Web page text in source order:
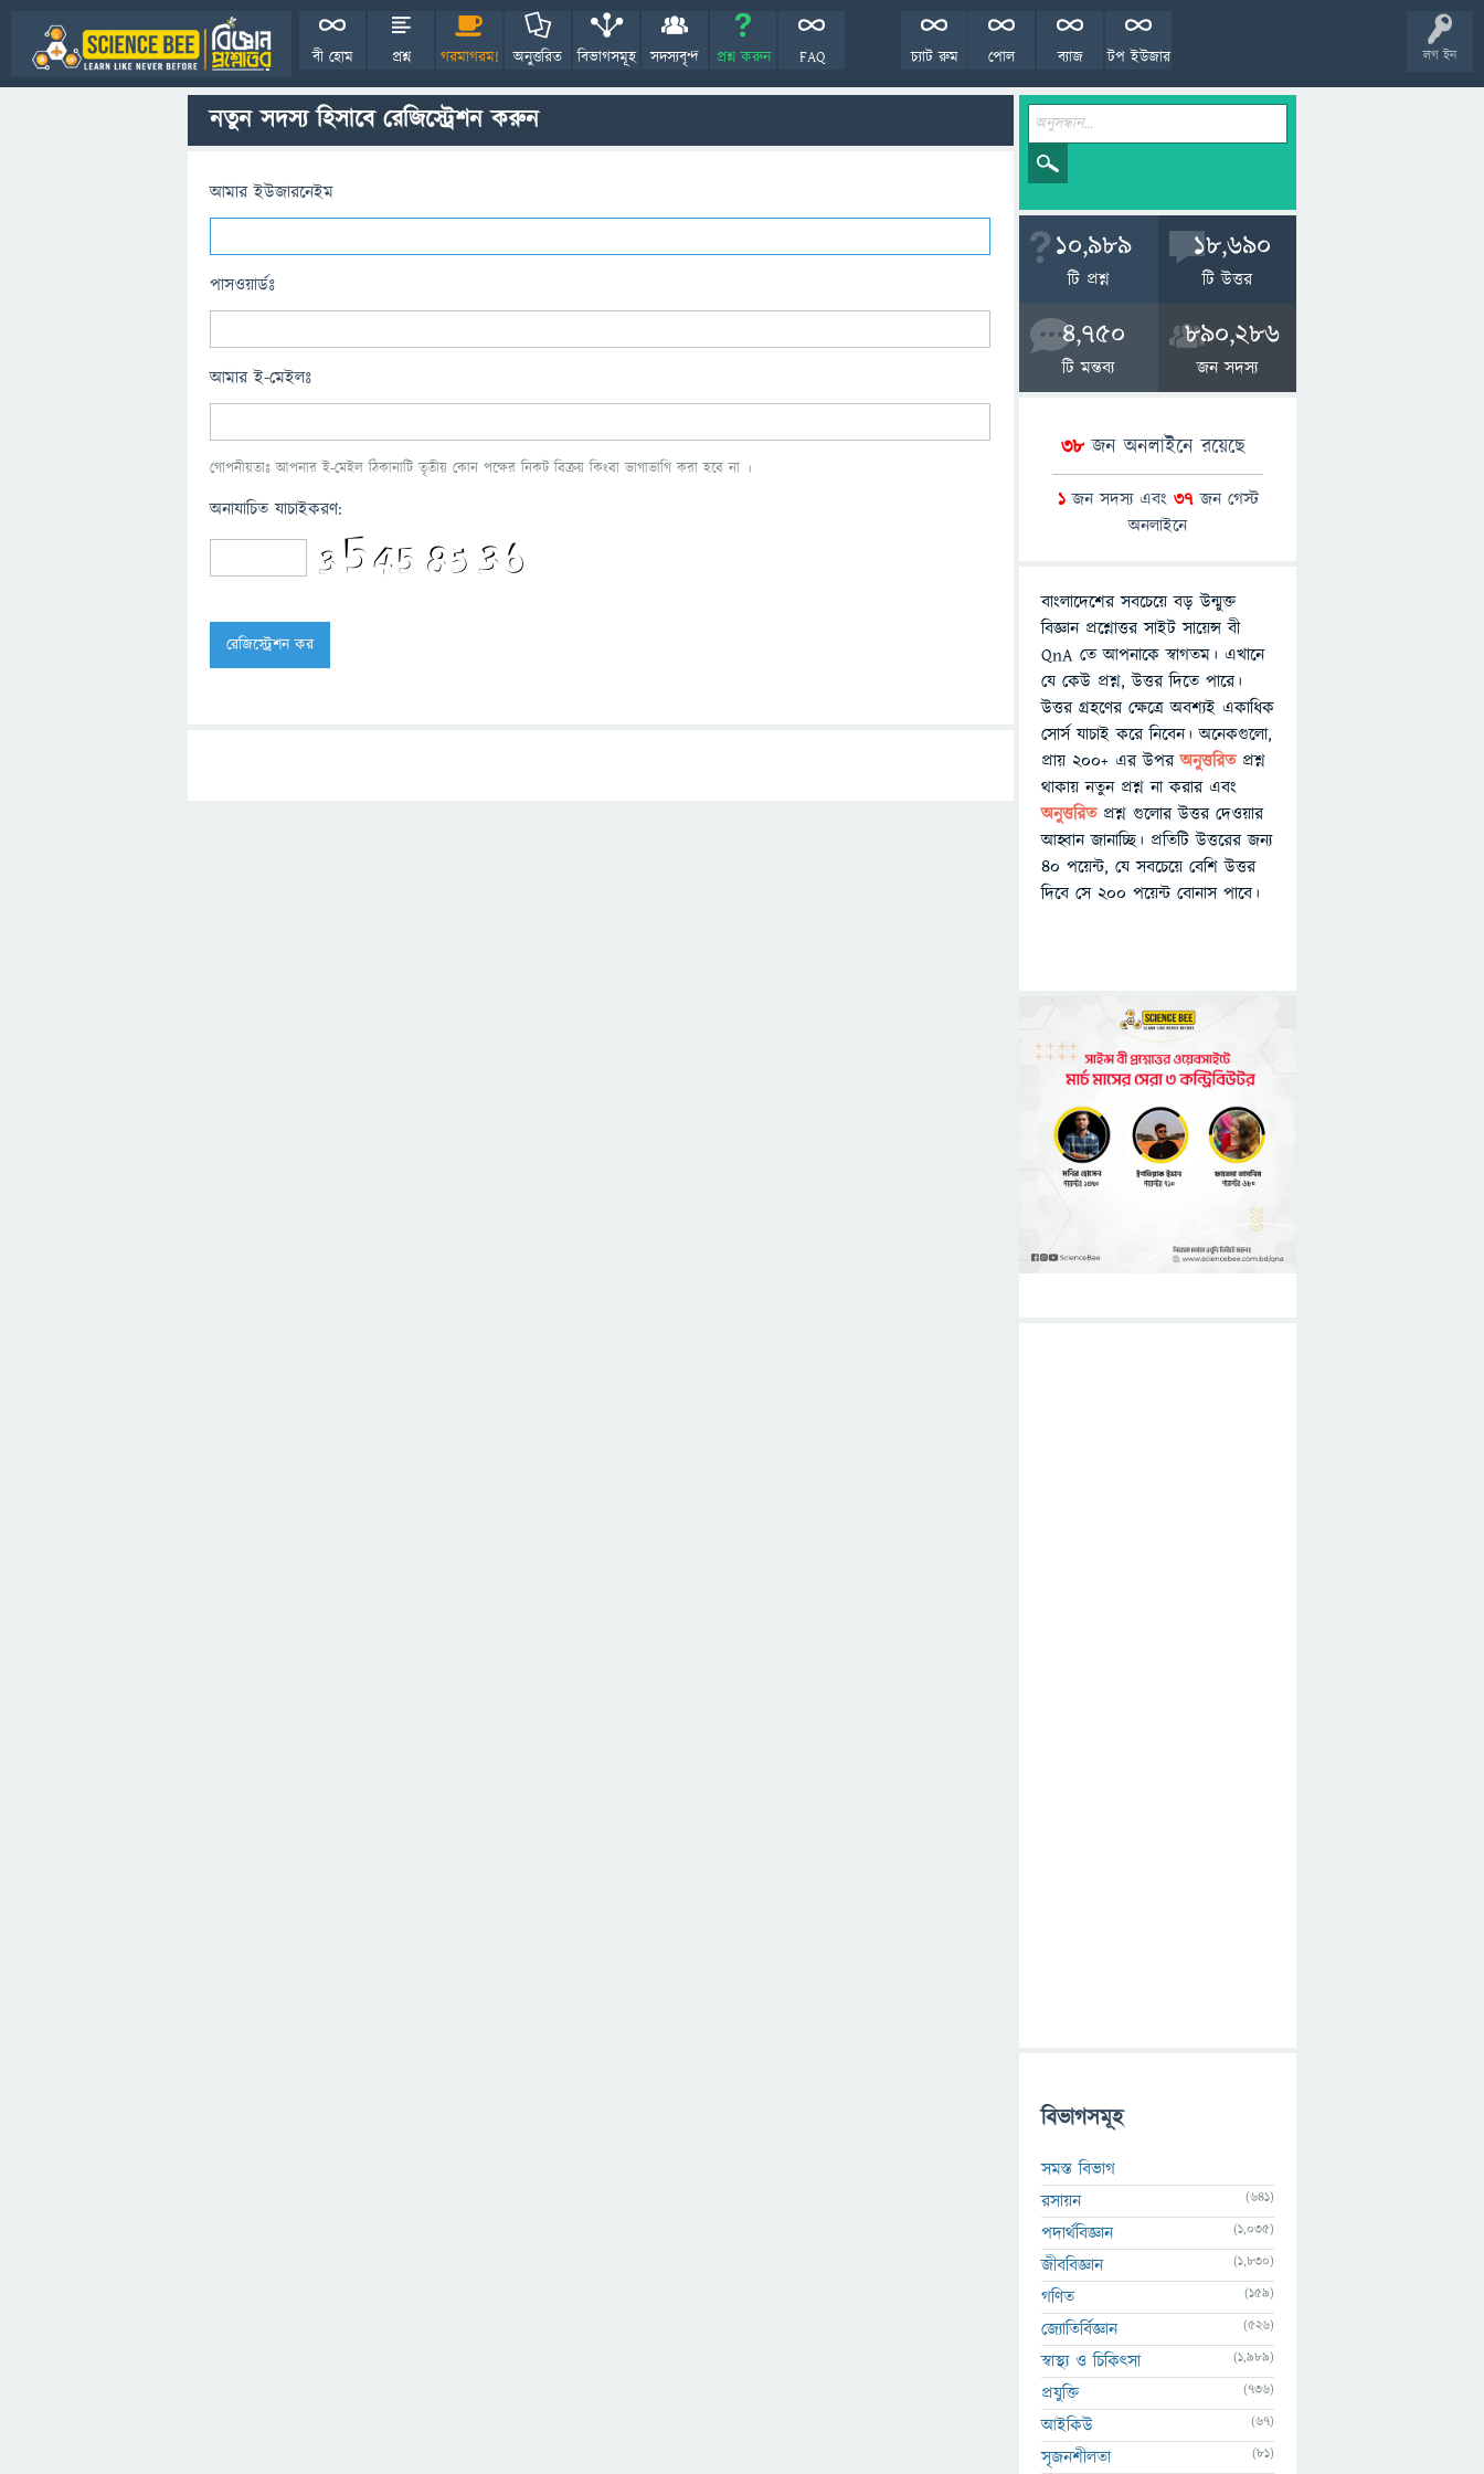
লগ ইন
বী হোম প্রশ্ন গরমাগরম! অনুত্তরিত বিভাগসমূহ সদস্যবৃন্দ প্রশ্ন করুন FAQ টপ ইউজার
ব্যাজ
পোল
চ্যাট রুম
নতুন সদস্য হিসাবে রেজিস্ট্রেশন করুন
আমার ইউজারনেইম
পাসওয়ার্ডঃ
আমার ই-মেইলঃ
গোপনীয়তাঃ আপনার ই-মেইল ঠিকানাটি তৃতীয় কোন পক্ষের নিকট বিক্রয় কিংবা ভাগাভাগি করা হবে না ।
অনাযাচিত যাচাইকরণ:
10,989
টি প্রশ্ন
18,690
টি উত্তর
4,750
টি মন্তব্য
890,286
জন সদস্য
38জন অনলাইনে রয়েছে
1জন সদস্য এবং 37জন গেস্ট
অনলাইনে
বাংলাদেশের সবচেয়ে বড় উন্মুক্ত
বিজ্ঞান প্রশ্নোত্তর সাইট সায়েন্স বী
QnA তে আপনাকে স্বাগতম। এখানে
যে কেউ প্রশ্ন, উত্তর দিতে পারে।
উত্তর গ্রহণের ক্ষেত্রে অবশ্যই একাধিক
সোর্স যাচাই করে নিবেন। অনেকগুলো,
প্রায় ২০০+ এর উপরঅনুত্তরিতপ্রশ্ন
থাকায় নতুন প্রশ্ন না করার এবং
অনুত্তরিত প্রশ্ন গুলোর উত্তর দেওয়ার
আহ্বান জানাচ্ছি। প্রতিটি উত্তরের জন্য
৪০ পয়েন্ট, যে সবচেয়ে বেশি উত্তর
দিবে সে ২০০ পয়েন্ট বোনাস পাবে।
বিভাগসমূহ
সমস্ত বিভাগ
রসায়ন
(641)
পদার্থবিজ্ঞান (1,035)
জীববিজ্ঞান (1,830)
গণিত (159)
জ্যোতির্বিজ্ঞান (526)
স্বাস্থ্য ও চিকিৎসা (1,989)
প্রযুক্তি (736)
আইকিউ (67)
সৃজনশীলতা (81)